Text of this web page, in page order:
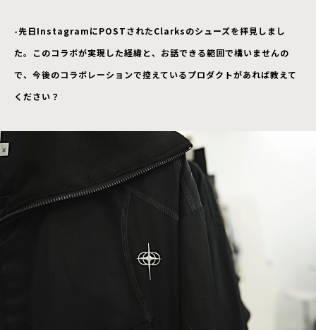
-先日InstagramにPOSTされたClarksのシューズを拝見しまし
た。このコラボが実現した経緯と、お話できる範囲で構いませんの
で、今後のコラボレーションで控えているプロダクトがあれば教えて
ください？